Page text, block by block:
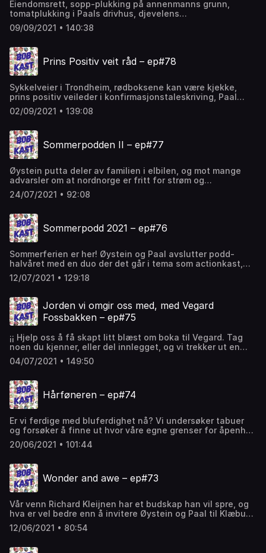
innebandy. Paal har tatt EKG.
Eiendomsrett, sopp-plukking på annenmanns grunn,
tomatplukking i Paals drivhus, djevelens
venstrehåndsarbeid, ingen dør på skarnes, Øystein tolker
alle norske serier, fat shaming… og veldig mye mer.
09/09/2021 • 140:38
Prins Positiv veit råd – ep#78
Sykkelveier i Trondheim, rødboksene kan være kjekke,
prins positiv veileder i konfirmasjonstaleskriving, Paal
forteller om karrieren som saftblander, Øystein ønsker å
heve statusen til det å mislykkes, forsikringer er no prakk,
02/09/2021 • 139:08
Sommerpodden II – ep#77
Øystein putta deler av familien i elbilen, og mot mange
advarsler om at nordnorge er fritt for strøm og
ladestasjoner, kjørte han nettopp dit. Etter 80 mil sa det
stopp, men heldigvis var det akkurat der Paal ferierer på
tett, store krangler og enda større fisk. Du skal være
forsiktig med å blande folks uvaner over tid…
24/07/2021 • 92:08
Sommerpodd 2021 – ep#76
Sommerferien er her! Øystein og Paal avslutter podd-
halvåret med en duo der det går i tema som actionkast,
trekning av konkurranse, avduking av bobkast-
merchandise, lobotomi, buddhisme, jantelov og
12/07/2021 • 129:18
Jorden vi omgir oss med, med Vegard
Fossbakken – ep#75
¡¡ Hjelp oss å få skapt litt blæst om boka til Vegard. Tag
noen du kjenner, eller del innlegget, og vi trekker ut en
vinner som får boka !! Vegard Fossbakken er ingeniøren
som aldri slutta helt å tegne og male for å uttrykke mer
og laga seg ei slags skapelsesberetning, – intet mindre!
Eller ei billedbok med lyriske tekster, som forlaget har
bedt han si. Vi får prata litt om boka, kunsten, livet og
og opptar oss – som ei ung jentes som ikke likte at skolen
premierte gode karakterer, om vi kan droppe munnbindet
nå, og hva hatefulle ytringer egentlig er.
04/07/2021 • 149:50
Hårføneren – ep#74
Er vi ferdige med bluferdighet nå? Vi undersøker tabuer
og forsøker å finne ut hvor våre egne grenser for åpenhet
og skjemsel egentlig går.
20/06/2021 • 101:44
Wonder and awe – ep#73
Vår venn Richard Kleijnen har et budskap han vil spre, og
hva er vel bedre enn å invitere Øystein og Paal til Klæbu
sjokoladefabrikk? De rigger opp både mikrofoner og
kamera – og praten går både på engelsk, norsk og
12/06/2021 • 80:54